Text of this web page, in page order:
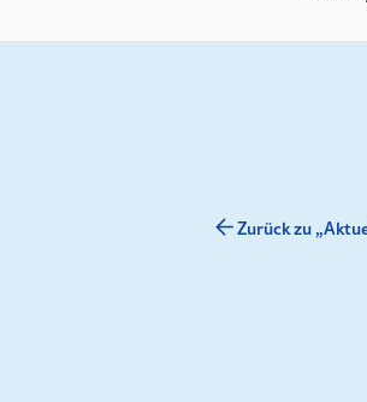
Zurück zu